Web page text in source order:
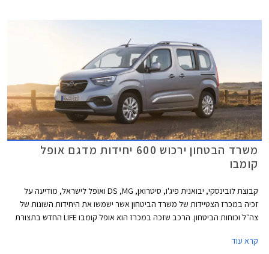
משרד הבטחון ירכוש 600 יחידות מדגם אופל
קומבו
קבוצת לובינסקי, יבואנית פיג'ו, סיטרואן, DS ,MG ואופל לישראל, מודיעה על
זכיה במכרז הצטיידות של משרד הביטחון אשר ישמשו את היחידות השונות של
צה״ל וכוחות הביטחון. הרכב שזכה במכרז הוא אופל קומבו LIFE החדש בתצורת
קרא עוד